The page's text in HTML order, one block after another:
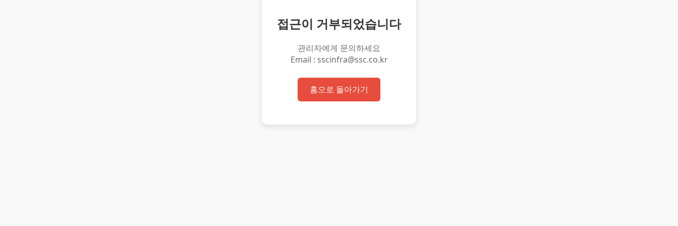
접근이 거부되었습니다
관리자에게 문의하세요
Email : sscinfra@ssc.co.kr
홈으로 돌아가기